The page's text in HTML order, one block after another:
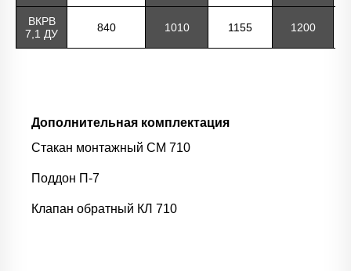
ВКРВ
7,1 ДУ
840 1010 1155 1200
Дополнительная комплектация
Стакан монтажный СМ 710
Поддон П-7
Клапан обратный КЛ 710